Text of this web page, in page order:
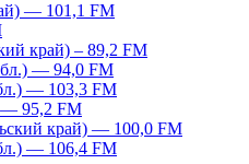
— 101,1 FM
край) – 89,2 FM
— 94,0 FM
— 103,3 FM
— 95,2 FM
край) — 100,0 FM
— 106,4 FM